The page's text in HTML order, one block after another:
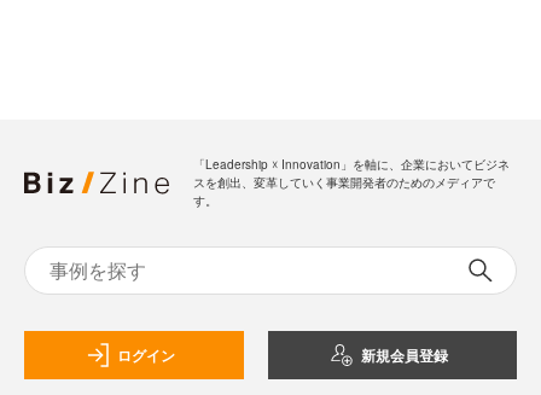
「Leadership ☓ Innovation」を軸に、企業においてビジネ
スを創出、変革していく事業開発者のためのメディアで
す。
ログイン 新規会員登録